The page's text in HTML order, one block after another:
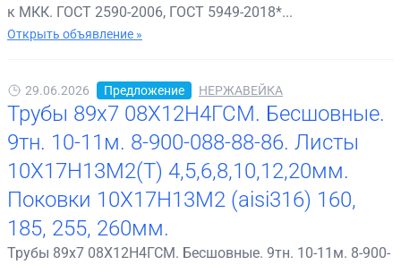
к МКК. ГОСТ 2590-2006, ГОСТ 5949-2018*...
Открыть объявление »
29.06.2026 Предложение НЕРЖАВЕЙКА
Трубы 89х7 08Х12Н4ГСМ. Бесшовные.
9тн. 10-11м. 8-900-088-88-86. Листы
10Х17Н13М2(Т) 4,5,6,8,10,12,20мм.
Поковки 10Х17Н13М2 (aisi316) 160,
185, 255, 260мм.
Трубы 89х7 08Х12Н4ГСМ. Бесшовные. 9тн. 10-11м. 8-900-